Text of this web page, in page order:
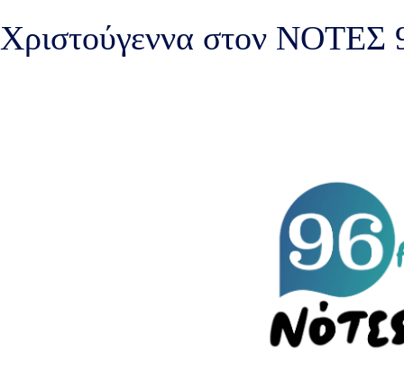
Χριστούγεννα στον ΝΟΤΕΣ